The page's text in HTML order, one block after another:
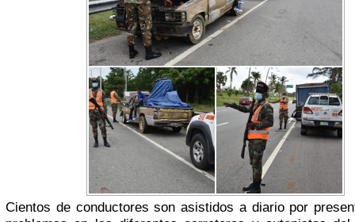
Cientos de conductores son asistidos a diario por